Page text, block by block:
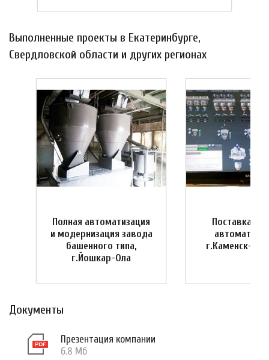
Выполненные проекты в Екатеринбурге,
Свердловской области и других регионах
Полная автоматизация
и модернизация завода
башенного типа,
г.Йошкар-Ола
Поставка
г.Каменск-
Документы
Презентация компании
6.8 Мб